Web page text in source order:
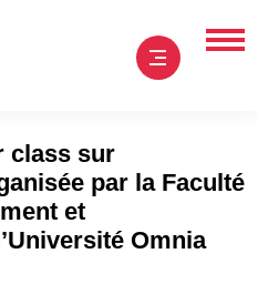
class sur
par la Faculté
et
Omnia